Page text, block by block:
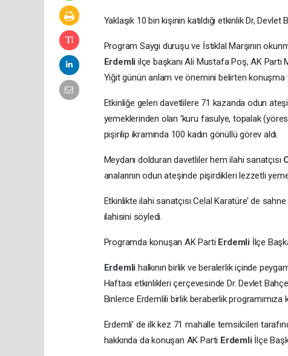
Yaklaşık 10 bin kişinin katıldığı etkinlik Dr,
Program Saygı duruşu ve İstiklal Marşının
Erdemli ilçe başkanı Ali Mustafa Poş, AK Parti
Yiğit günün anlam ve önemini belirten
Etkinliğe gelen davetlilere 71 kazanda odun
yemeklerinden olan ‘kuru fasulye, topalak
pişirilip ikramında 100 kadın gönüllü görev aldı.
Meydanı dolduran davetliler hem ilahi sanatçısı
analarının odun ateşinde pişirdikleri lezzetli
Etkinlikte ilahi sanatçısı Celal Karatüre’ de
ilahisini söyledi.
Programda konuşan AK Parti Erdemli İlçe
Erdemli halkının birlik ve beralerlik içinde
Haftası etkinlikleri çerçevesinde Dr. Devlet
Binlerce Erdemlili birlik beraberlik programımıza
Erdemli’ de ilk kez 71 mahalle temsilcileri
hakkında da konuşan AK Parti Erdemli İlçe